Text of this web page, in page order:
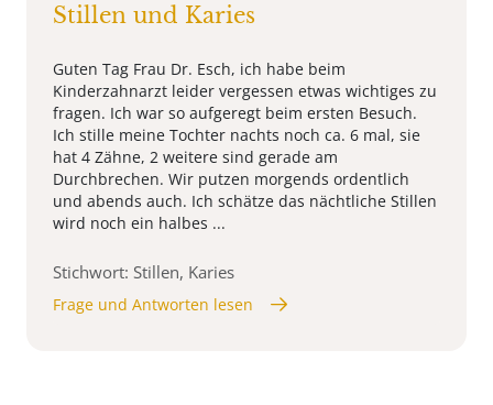
Stillen und Karies
Guten Tag Frau Dr. Esch, ich habe beim
Kinderzahnarzt leider vergessen etwas wichtiges zu
fragen. Ich war so aufgeregt beim ersten Besuch.
Ich stille meine Tochter nachts noch ca. 6 mal, sie
hat 4 Zähne, 2 weitere sind gerade am
Durchbrechen. Wir putzen morgends ordentlich
und abends auch. Ich schätze das nächtliche Stillen
wird noch ein halbes ...
Stichwort: Stillen, Karies
Frage und Antworten lesen